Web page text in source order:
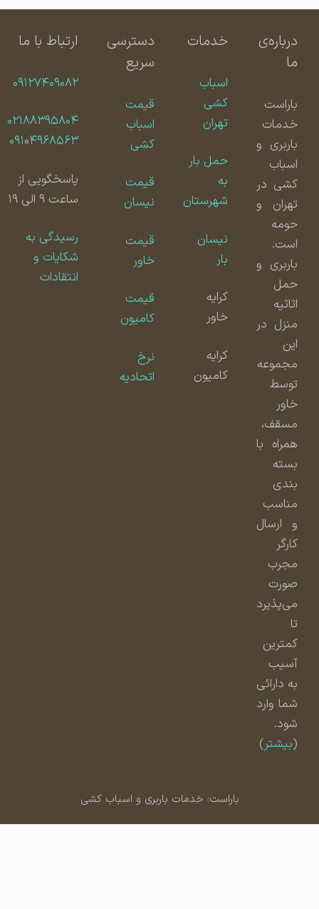
درباره‌ی
باراست
خدمات
باربری و
اسباب
کشی در
تهران و
حومه
است.
باربری و
حمل
اثاثیه
منزل در
مجموعه
توسط
مسقف،
همراه با
بسته
بندی
مناسب
و ارسال
مجرب
صورت
می‌پذیرد
کمترین
آسیب
به دارائی
شما وارد
شود.
بیشتر)
خدمات
اسباب
کشی
تهران
حمل بار
شهرستان
نیسان
کامیون
دسترسی
سریع
قیمت
اسباب
کشی
قیمت
نیسان
قیمت
قیمت
کامیون
اتحادیه
ارتباط با ما
۰۹۱۲۷۴۰۹۰۸۲
۰۲۱۸۸۳۹۵۸۰۴
۰۹۱۰۴۹۶۸۵۶۳
پاسخگویی از
ساعت ۹ الی ۱۹
رسیدگی به
شکایات و
انتقادات
باراست: خدمات باربری و اسباب کشی